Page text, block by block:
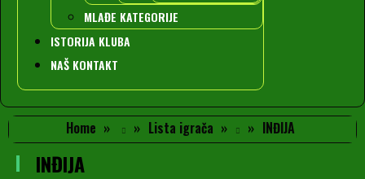
MLAĐE KATEGORIJE
ISTORIJA KLUBA
NAŠ KONTAKT
Home Lista igrača INĐIJA
INĐIJA